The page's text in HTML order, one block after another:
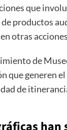
que
productos
otras
de
que generen
de